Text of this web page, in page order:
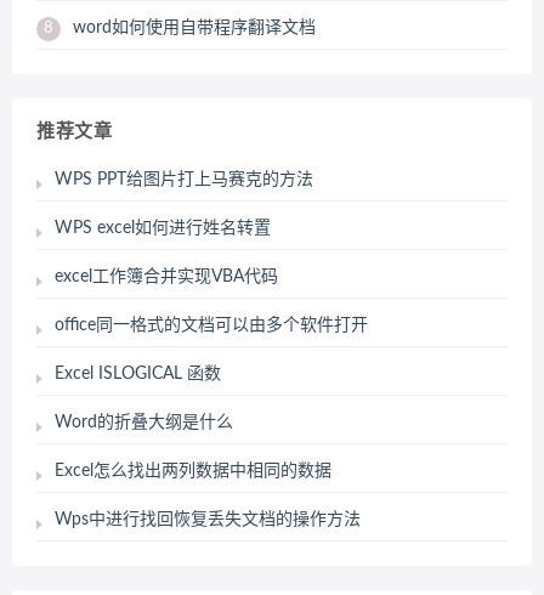
8 word如何使用自带程序翻译文档
推荐文章
WPS PPT给图片打上马赛克的方法
WPS excel如何进行姓名转置
excel工作簿合并实现VBA代码
office同一格式的文档可以由多个软件打开
Excel ISLOGICAL 函数
Word的折叠大纲是什么
Excel怎么找出两列数据中相同的数据
Wps中进行找回恢复丢失文档的操作方法